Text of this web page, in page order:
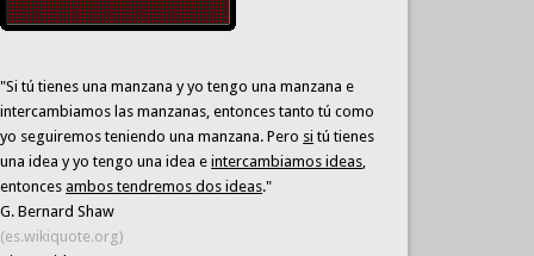
"Si tú tienes una manzana y yo tengo una manzana e
intercambiamos las manzanas, entonces tanto tú como
yo seguiremos teniendo una manzana. Pero si tú tienes
una idea y yo tengo una idea eintercambiamos ideas,
entoncesambos tendremos dos ideas."
G. Bernard Shaw
(es.wikiquote.org)